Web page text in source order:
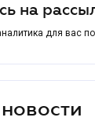
на
для вас